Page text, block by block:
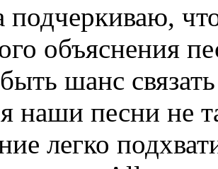
подчеркиваю,
объяснения
шанс
наши песни не
легко